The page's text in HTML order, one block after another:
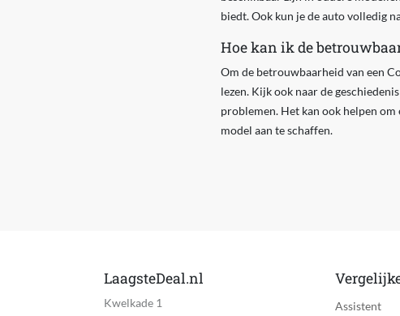
biedt. Ook kun je de auto volledig
Hoe kan ik de
Om de betrouwbaarheid van een
lezen. Kijk ook naar de
problemen. Het kan ook helpen
model aan te schaffen.
LaagsteDeal.nl
Kwelkade 1
Assistent